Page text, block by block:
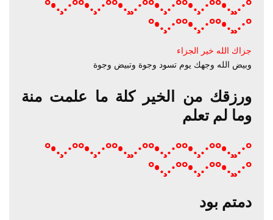
°·.¸¸.•°°·.¸.•°°·.¸.•°°·.¸¸.•°°·.¸.•°°·.¸.•°
°·.¸¸.•°°·.¸.•°°·.¸.•°
جزاك الله خير الجزاء
وبيض الله وجهك يوم تسود وجوة وتبيض وجوة
ورزقك من الخير كلة ما علمت منة
وما لم تعلم
°·.¸¸.•°°·.¸.•°°·.¸.•°°·.¸¸.•°°·.¸.•°°·.¸.•°
°·.¸¸.•°°·.¸.•°°·.¸.•°
دمتم بود